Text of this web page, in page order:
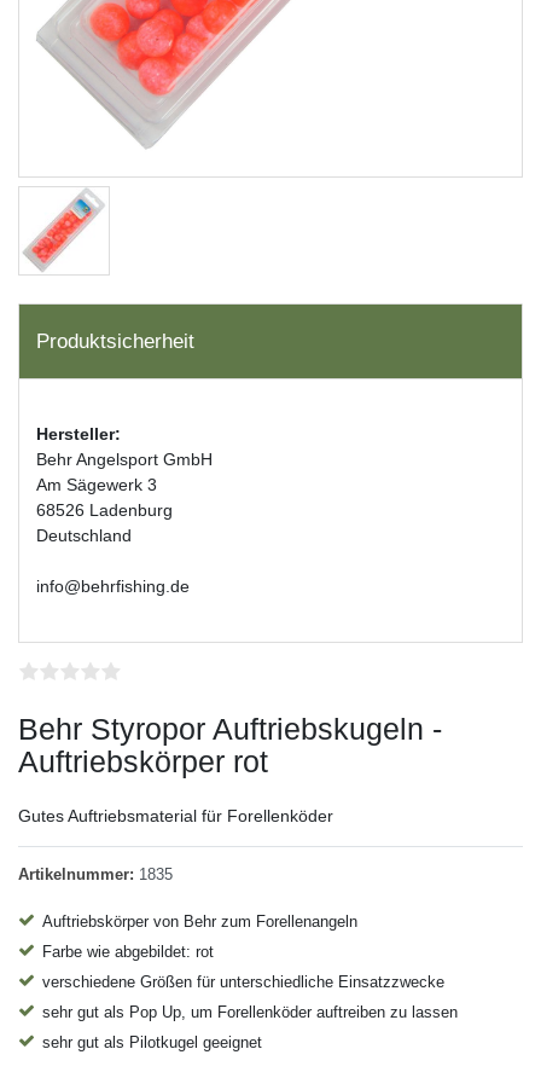
Produktsicherheit
Hersteller:
Behr Angelsport GmbH
Am Sägewerk 3
68526 Ladenburg
Deutschland
info@behrfishing.de
Behr Styropor Auftriebskugeln -
Auftriebskörper rot
Gutes Auftriebsmaterial für Forellenköder
Artikelnummer: 1835
Auftriebskörper von Behr zum Forellenangeln
Farbe wie abgebildet: rot
verschiedene Größen für unterschiedliche Einsatzzwecke
sehr gut als Pop Up, um Forellenköder auftreiben zu lassen
sehr gut als Pilotkugel geeignet